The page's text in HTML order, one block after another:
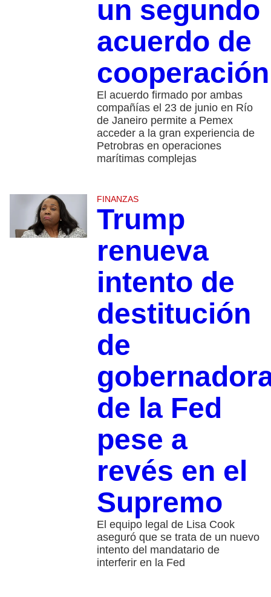
un segundo
acuerdo de
cooperación
El acuerdo firmado por ambas
compañías el 23 de junio en Río
de Janeiro permite a Pemex
acceder a la gran experiencia de
Petrobras en operaciones
marítimas complejas
FINANZAS
Trump
renueva
intento de
destitución
de
de la Fed
pese a
revés en el
Supremo
El equipo legal de Lisa Cook
aseguró que se trata de un nuevo
intento del mandatario de
interferir en la Fed